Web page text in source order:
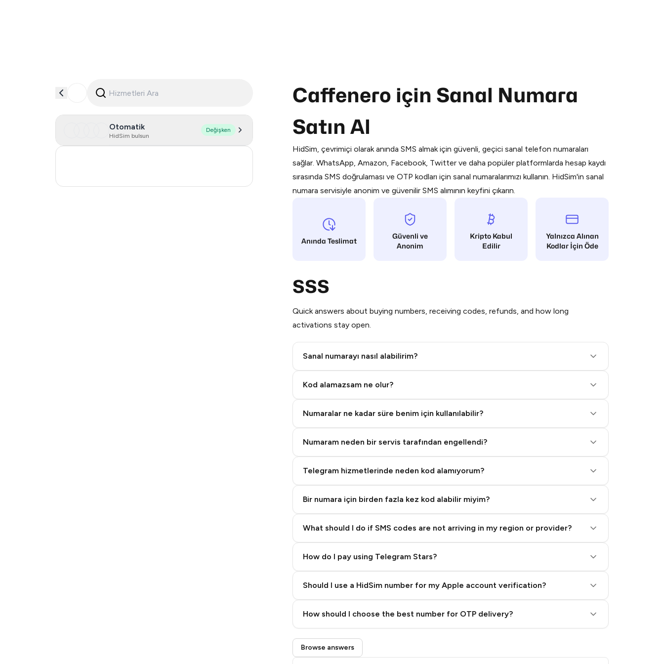
Otomatik
HidSim bulsun
Değişken
Caffenero için Sanal Numara
Satın Al
HidSim, çevrimiçi olarak anında SMS almak için güvenli, geçici sanal telefon numaraları
sağlar. WhatsApp, Amazon, Facebook, Twitter ve daha popüler platformlarda hesap kaydı
sırasında SMS doğrulaması ve OTP kodları için sanal numaralarımızı kullanın. HidSim'in sanal
numara servisiyle anonim ve güvenilir SMS alımının keyfini çıkarın.
Anında Teslimat
Güvenli ve
Anonim
Kripto Kabul
Edilir
Yalnızca Alınan
Kodlar İçin Öde
SSS
Quick answers about buying numbers, receiving codes, refunds, and how long
activations stay open.
Sanal numarayı nasıl alabilirim?
Kod alamazsam ne olur?
Numaralar ne kadar süre benim için kullanılabilir?
Numaram neden bir servis tarafından engellendi?
Telegram hizmetlerinde neden kod alamıyorum?
Bir numara için birden fazla kez kod alabilir miyim?
What should I do if SMS codes are not arriving in my region or provider?
How do I pay using Telegram Stars?
Purchasing credits through Telegram is a simple two-step process:
You purchase Stars via the official
You use those Stars to pay our bot and complete the HidSim credit purchase.
Step 1: Create the order on HidSim
Step 3: Pay our bot with Stars
Should I use a HidSim number for my Apple account verification?
How should I choose the best number for OTP delivery?
Quality High To Low
Browse answers